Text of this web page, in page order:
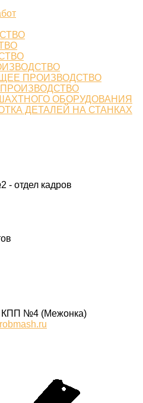
ПРОИЗВОДСТВО
ОБОРУДОВАНИЯ
ДЕТАЛЕЙ НА СТАНКАХ
- отдел кадров
КПП №4 (Межонка)